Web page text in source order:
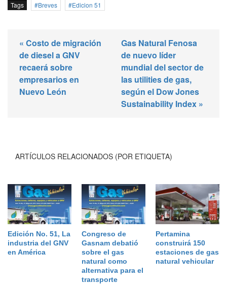
Tags Breves Edicion 51
« Costo de migración
de diesel a GNV
recaerá sobre
empresarios en
Nuevo León
Gas Natural Fenosa
de nuevo líder
mundial del sector de
las utilities de gas,
según el Dow Jones
Sustainability Index »
ARTÍCULOS RELACIONADOS (POR ETIQUETA)
Edición No. 51, La
industria del GNV
en América
Congreso de
Gasnam debatió
sobre el gas
natural como
alternativa para el
transporte
Pertamina
construirá 150
estaciones de gas
natural vehicular